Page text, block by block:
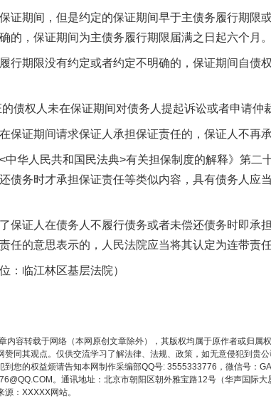
期间，但是约定的保证期间早于主债务履行期限
的，保证期间为主债务履行期限届满之日起六个月。
期限没有约定或者约定不明确的，保证期间自债
权人未在保证期间对债务人提起诉讼或者申请仲
证期间请求保证人承担保证责任的，保证人不再承
人民共和国民法典>有关担保制度的解释》第二
债务时才承担保证责任等类似内容，具有债务人应
证人在债务人不履行债务或者未偿还债务时即承
任的意思表示的，人民法院应当将其认定为连带责任
临江林区基层法院）
内容转载于网络（本网原创文章除外），其版权均属于原作者或归
赞同其观点。仅供交流学习了解法律、法规、政策，如无意侵犯到贵
到您的权益烦请告知本网制作采编部QQ号: 3555333776，微信号：
。通讯地址：北京市朝阳区朝外雅宝路12号（华声国际
：XXXXX网站。
茶叶“炒上天”
谢谢有你温暖了四季